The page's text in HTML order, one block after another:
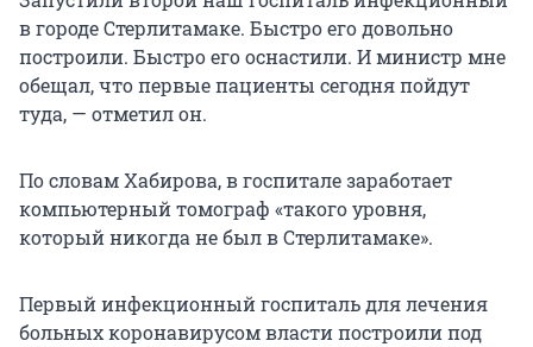
в городе Стерлитамаке. Быстро его довольно
построили. Быстро его оснастили. И министр мне
обещал, что первые пациенты сегодня пойдут
туда, — отметил он.
По словам Хабирова, в госпитале заработает
компьютерный томограф «такого уровня,
который никогда не был в Стерлитамаке».
Первый инфекционный госпиталь для лечения
больных коронавирусом власти построили под